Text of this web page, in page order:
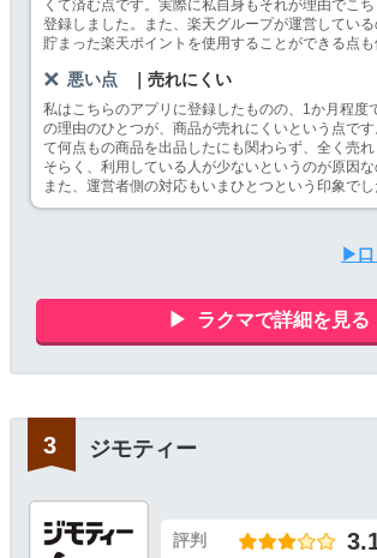
くて済む点です。実際に私自身もそれが理由でこ
登録しました。また、楽天グループが運営してい
貯まった楽天ポイントを使用することができる点も
悪い点 ｜売れにくい
私はこちらのアプリに登録したものの、1か月程度
の理由のひとつが、商品が売れにくいという点で
て何点もの商品を出品したにも関わらず、全く売
そらく、利用している人が少ないというのが原因な
また、運営者側の対応もいまひとつという印象でし
▶口
ラクマで詳細を見る
ジモティー
評判